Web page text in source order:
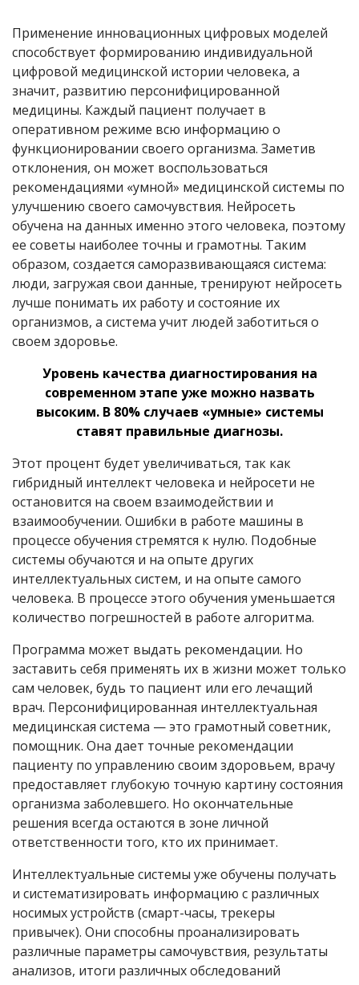
Применение инновационных цифровых моделей
способствует формированию индивидуальной
цифровой медицинской истории человека, а
значит, развитию персонифицированной
медицины. Каждый пациент получает в
оперативном режиме всю информацию о
функционировании своего организма. Заметив
отклонения, он может воспользоваться
рекомендациями «умной» медицинской системы по
улучшению своего самочувствия. Нейросеть
обучена на данных именно этого человека, поэтому
ее советы наиболее точны и грамотны. Таким
образом, создается саморазвивающаяся система:
люди, загружая свои данные, тренируют нейросеть
лучше понимать их работу и состояние их
организмов, а система учит людей заботиться о
своем здоровье.
Уровень качества диагностирования на
современном этапе уже можно назвать
высоким. В 80% случаев «умные» системы
ставят правильные диагнозы.
Этот процент будет увеличиваться, так как
гибридный интеллект человека и нейросети не
остановится на своем взаимодействии и
взаимообучении. Ошибки в работе машины в
процессе обучения стремятся к нулю. Подобные
системы обучаются и на опыте других
интеллектуальных систем, и на опыте самого
человека. В процессе этого обучения уменьшается
количество погрешностей в работе алгоритма.
Программа может выдать рекомендации. Но
заставить себя применять их в жизни может только
сам человек, будь то пациент или его лечащий
врач. Персонифицированная интеллектуальная
медицинская система — это грамотный советник,
помощник. Она дает точные рекомендации
пациенту по управлению своим здоровьем, врачу
предоставляет глубокую точную картину состояния
организма заболевшего. Но окончательные
решения всегда остаются в зоне личной
ответственности того, кто их принимает.
Интеллектуальные системы уже обучены получать
и систематизировать информацию с различных
носимых устройств (смарт-часы, трекеры
привычек). Они способны проанализировать
различные параметры самочувствия, результаты
анализов, итоги различных обследований